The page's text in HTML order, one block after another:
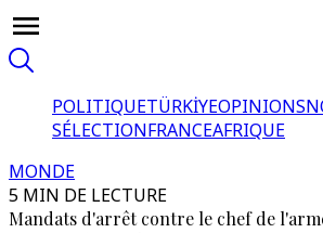
POLITIQUETÜRKİYEOPINIONS
SÉLECTIONFRANCEAFRIQUE
MONDE
5 MIN DE LECTURE
Mandats d'arrêt contre le chef de